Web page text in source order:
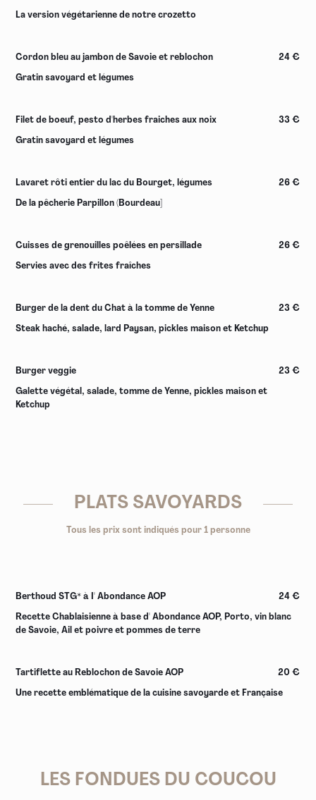
La version végétarienne de notre crozetto
Cordon bleu au jambon de Savoie et reblochon 24 €
Gratin savoyard et légumes
Filet de boeuf, pesto d'herbes fraiches aux noix 33 €
Gratin savoyard et légumes
Lavaret rôti entier du lac du Bourget, légumes 26 €
De la pêcherie Parpillon (Bourdeau]
Cuisses de grenouilles poêlées en persillade 26 €
Servies avec des frites fraîches
Burger de la dent du Chat à la tomme de Yenne 23 €
Steak haché, salade, lard Paysan, pickles maison et Ketchup
Burger veggie 23 €
Galette végétal, salade, tomme de Yenne, pickles maison et
Ketchup
PLATS SAVOYARDS
Tous les prix sont indiqués pour 1 personne
Berthoud STG* à I' Abondance AOP 24 €
Recette Chablaisienne à base d' Abondance AOP, Porto, vin blanc
de Savoie, Ail et poivre et pommes de terre
Tartiflette au Reblochon de Savoie AOP 20 €
Une recette emblématique de la cuisine savoyarde et Française
LES FONDUES DU COUCOU